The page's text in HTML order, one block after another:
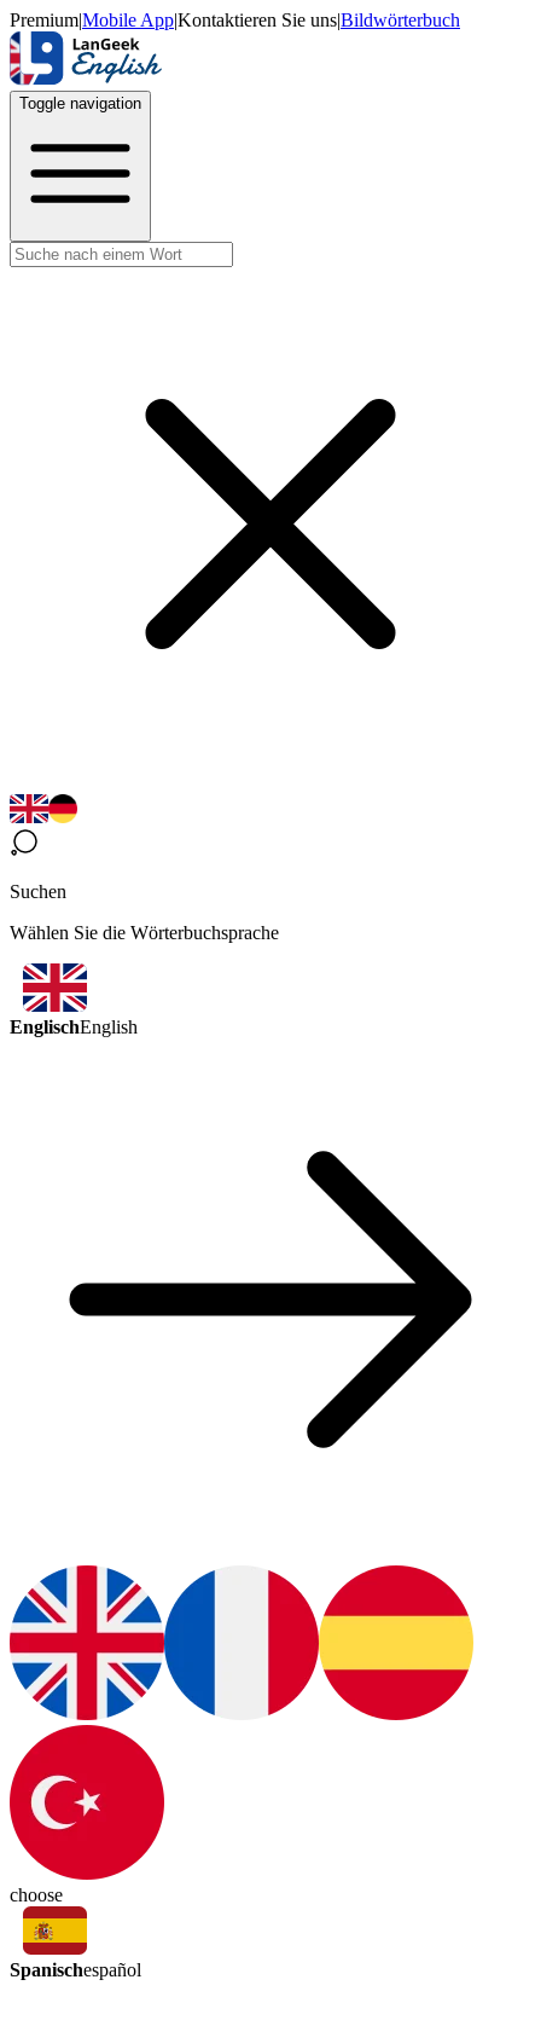
Premium|Mobile App|Kontaktieren Sie uns|Bildwörterbuch
Toggle navigation
Suchen
Wählen Sie die Wörterbuchsprache
EnglischEnglish
choose
Spanischespañol